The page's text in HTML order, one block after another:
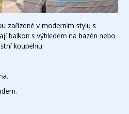
zařízené v moderním stylu s
balkon s výhledem na bazén nebo
koupelnu.